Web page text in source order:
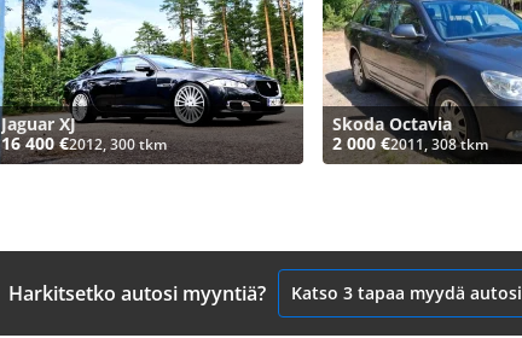
Jaguar XJ
16 400 €2012, 300 tkm
Skoda Octavia
2 000 €2011, 308 tkm
Harkitsetko autosi myyntiä? Katso 3 tapaa myydä autosi